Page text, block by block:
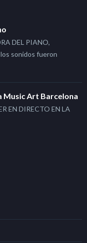
DEL PIANO,
sonidos fueron
Music Art Barcelona
EN DIRECTO EN LA